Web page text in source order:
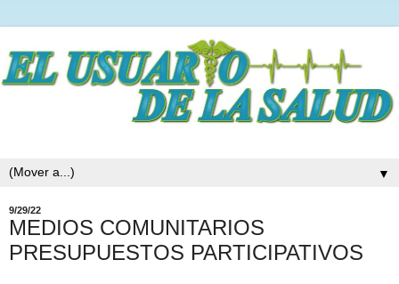
▼
9/29/22
MEDIOS COMUNITARIOS
PRESUPUESTOS PARTICIPATIVOS